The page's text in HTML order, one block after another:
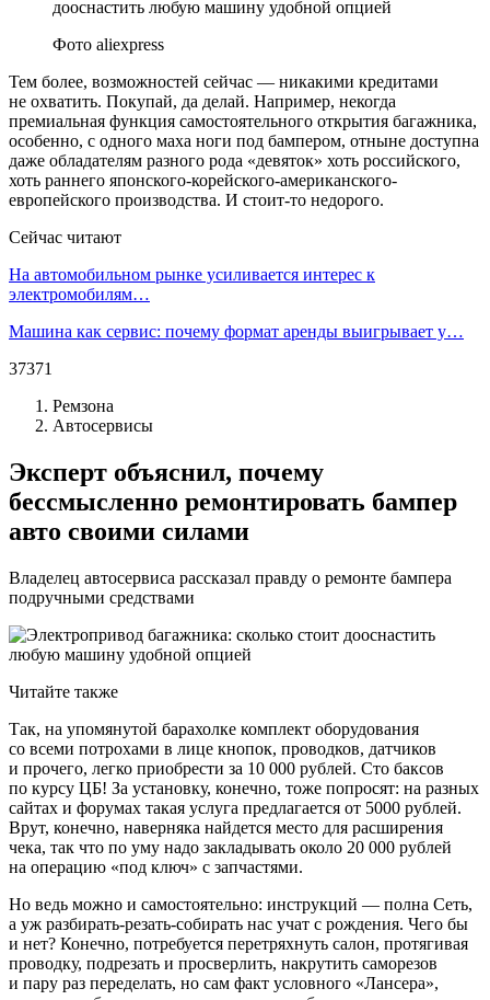
Фото aliexpress
Тем более, возможностей сейчас — никакими кредитами
не охватить. Покупай, да делай. Например, некогда
премиальная функция самостоятельного открытия багажника,
особенно, с одного маха ноги под бампером, отныне доступна
даже обладателям разного рода «девяток» хоть российского,
хоть раннего японского-корейского-американского-
европейского производства. И стоит-то недорого.
Сейчас читают
На автомобильном рынке усиливается интерес к
электромобилям…
Машина как сервис: почему формат аренды выигрывает у…
37371
Ремзона
Автосервисы
Эксперт объяснил, почему
бессмысленно ремонтировать бампер
авто своими силами
Владелец автосервиса рассказал правду о ремонте бампера
подручными средствами
Читайте также
Так, на упомянутой барахолке комплект оборудования
со всеми потрохами в лице кнопок, проводков, датчиков
и прочего, легко приобрести за 10 000 рублей. Сто баксов
по курсу ЦБ! За установку, конечно, тоже попросят: на разных
сайтах и форумах такая услуга предлагается от 5000 рублей.
Врут, конечно, наверняка найдется место для расширения
чека, так что по уму надо закладывать около 20 000 рублей
на операцию «под ключ» с запчастями.
Но ведь можно и самостоятельно: инструкций — полна Сеть,
а уж разбирать-резать-собирать нас учат с рождения. Чего бы
и нет? Конечно, потребуется перетряхнуть салон, протягивая
проводку, подрезать и просверлить, накрутить саморезов
и пару раз переделать, но сам факт условного «Лансера»,